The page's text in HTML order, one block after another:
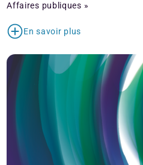
Affaires publiques »
En savoir plus